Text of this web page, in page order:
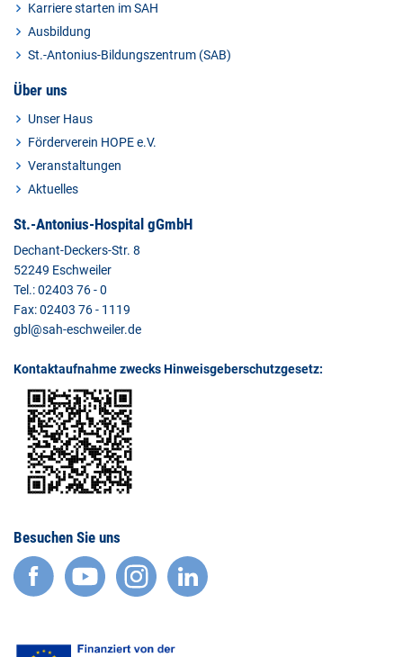
Karriere starten im SAH
Ausbildung
St.-Antonius-Bildungszentrum (SAB)
Über uns
Unser Haus
Förderverein HOPE e.V.
Veranstaltungen
Aktuelles
St.-Antonius-Hospital gGmbH
Dechant-Deckers-Str. 8
52249 Eschweiler
Tel.: 02403 76 - 0
Fax: 02403 76 - 1119
gbl@sah-eschweiler.de
Kontaktaufnahme zwecks Hinweisgeberschutzgesetz:
Besuchen Sie uns
facebook
YouTube
Instagram